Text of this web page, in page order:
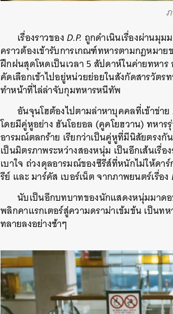
เรื่องราวของD.P. ถูกดำเนินเรื่องผ่านมุม
คราวต้องเข้ารับการเกณฑ์ทหารตามกฎหมา
ฝึกฝนสุดโหดเป็นเวลา 5 สัปดาห์ในค่ายทหา
คัดเลือกเข้าไปอยู่หน่วยย่อยในสังกัดสารวัตร
ทำหน้าที่ไล่ล่าจับกุมทหารหนีทัพ
อันจุนโฮต้องไปตามล่าหาบุคคลที่เข้าข่า
โดยมีคู่หูอย่าง ฮันโอยอล (คูคโยฮวาน) ทหา
อารมณ์ตลกร้าย เรียกว่าเป็นคู่หูที่มีนิสัยตรง
เป็นมิตรภาพระหว่างสองหนุ่ม เป็นอีกเส้นเรื่
เบาใจ ถ่วงดุลอารมณ์ของซีรีส์ที่หนักไม่ให้ดา
รีย์ และ มาร์คัส เบอร์เน็ต จากภาพยนตร์เรื่อง
นับเป็นอีกบทบาทของนักแสดงหนุ่มมาด
พลิกคาแรกเตอร์สู่ความดราม่าเข้มข้น เป็นท
ทลายลงอย่างช้าๆ